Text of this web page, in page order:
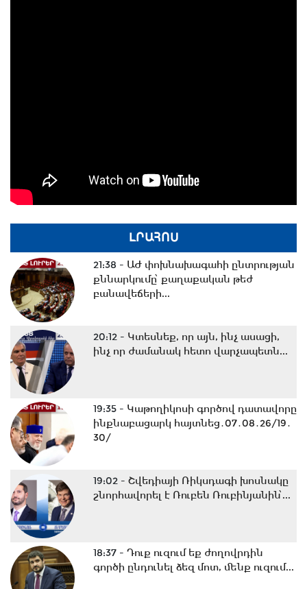
ԼՐԱՀՈՍ
21:38 - ԱԺ փոխնախագահի ընտրության
քննարկումը՝ քաղաքական թեժ
բանավեճերի...
20:12 - Կտեսնեք, որ այն, ինչ ասացի,
ինչ որ ժամանակ հետո վարչապետն...
19:35 - Կաթողիկոսի գործով դատավորը
ինքնաբացարկ հայտնեց․07․08․26/19․
30/
19:02 - Շվեդիայի Ռիկսդագի խոսնակը
շնորհավորել է Ռուբեն Ռուբինյանին՝...
18:37 - Դուք ուզում եք ժողովրդին
գործի ընդունել ձեզ մոտ, մենք ուզում...